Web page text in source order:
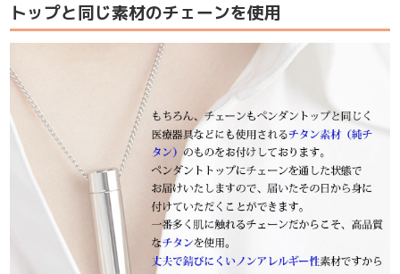
トップと同じ素材のチェーンを使用